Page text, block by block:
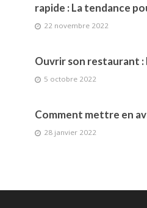
rapide : La tendance
22 novembre 2022
Ouvrir son restaurant :
5 octobre 2022
Comment mettre en
28 janvier 2022